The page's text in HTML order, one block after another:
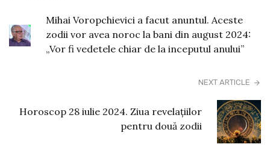
Mihai Voropchievici a facut anuntul. Aceste
zodii vor avea noroc la bani din august 2024:
„Vor fi vedetele chiar de la inceputul anului”
NEXT ARTICLE
Horoscop 28 iulie 2024. Ziua revelațiilor
pentru două zodii